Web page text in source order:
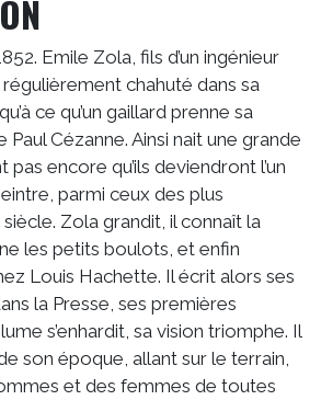
Emile Zola, fils d’un ingénieur
chahuté dans sa
ce qu’un gaillard prenne sa
Paul Cézanne. Ainsi nait une grande
pas encore qu’ils deviendront l’un
parmi ceux des plus
Zola grandit, il connaît la
les petits boulots, et enfin
Louis Hachette. Il écrit alors ses
la Presse, ses premières
s’enhardit, sa vision triomphe. Il
son époque, allant sur le terrain,
et des femmes de toutes